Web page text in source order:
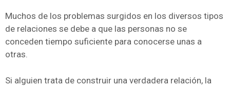
Muchos de los problemas surgidos en los diversos tipos
de relaciones se debe a que las personas no se
conceden tiempo suficiente para conocerse unas a
otras.
Si alguien trata de construir una verdadera relación, la